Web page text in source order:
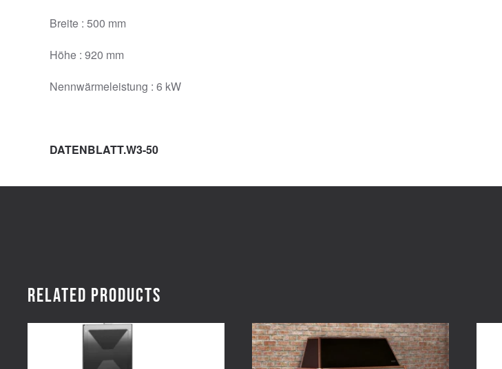
Breite : 500 mm
Höhe : 920 mm
Nennwärmeleistung : 6 kW
DATENBLATT.W3-50
Related products